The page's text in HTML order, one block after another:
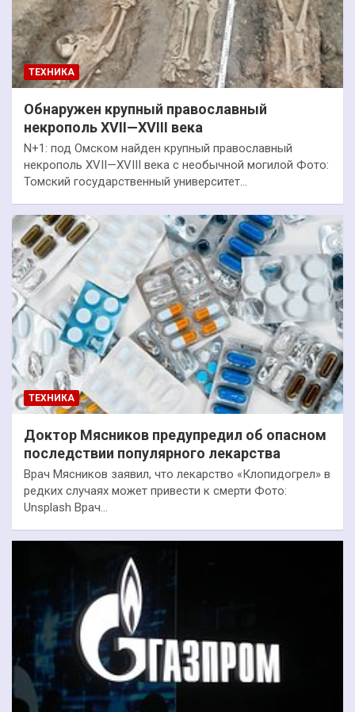
ТЕХНИКА
Обнаружен крупный православный
некрополь XVII—XVIII века
N+1: под Омском найден крупный православный
некрополь XVII—XVIII века с необычной могилой Фото:
Томский государственный университет…
ТЕХНИКА
Доктор Мясников предупредил об опасном
последствии популярного лекарства
Врач Мясников заявил, что лекарство «Клопидогрел» в
редких случаях может привести к смерти Фото:
Unsplash Врач…